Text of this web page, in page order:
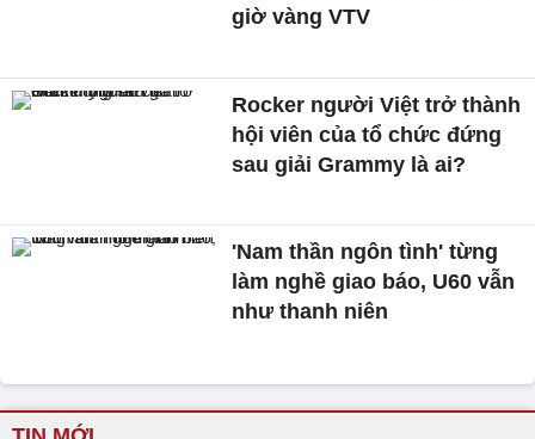
giờ vàng VTV
Rocker người Việt trở thành
hội viên của tổ chức đứng
sau giải Grammy là ai?
'Nam thần ngôn tình' từng
làm nghề giao báo, U60 vẫn
như thanh niên